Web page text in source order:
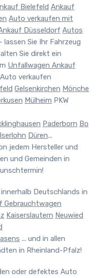
Bielefeld Ankauf
Auto verkaufen mit
Düsseldorf Autos
- lassen Sie Ihr Fahrzeug
Sie direkt ein
Unfallwagen Ankauf
verkaufen
Gelsenkirchen Mönche
Mülheim PKW
Paderborn Bo
Iserlohn Düren...
jedem Hersteller und
und Gemeinden in
Deutschlands in
Gebrauchtwagen
Kaiserslautern Neuwied
... und in allen
in Rheinland-Pfalz!
oder defektes Auto